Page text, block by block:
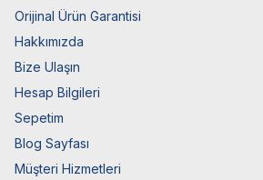
Orijinal Ürün Garantisi
Hakkımızda
Bize Ulaşın
Hesap Bilgileri
Sepetim
Blog Sayfası
Müşteri Hizmetleri